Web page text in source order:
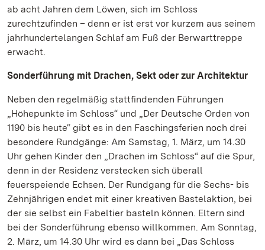
ab acht Jahren dem Löwen, sich im Schloss
zurechtzufinden – denn er ist erst vor kurzem aus seinem
jahrhundertelangen Schlaf am Fuß der Berwarttreppe
erwacht.
Sonderführung mit Drachen, Sekt oder zur Architektur
Neben den regelmäßig stattfindenden Führungen
„Höhepunkte im Schloss“ und „Der Deutsche Orden von
1190 bis heute“ gibt es in den Faschingsferien noch drei
besondere Rundgänge: Am Samstag, 1. März, um 14.30
Uhr gehen Kinder den „Drachen im Schloss“ auf die Spur,
denn in der Residenz verstecken sich überall
feuerspeiende Echsen. Der Rundgang für die Sechs- bis
Zehnjährigen endet mit einer kreativen Bastelaktion, bei
der sie selbst ein Fabeltier basteln können. Eltern sind
bei der Sonderführung ebenso willkommen. Am Sonntag,
2. März, um 14.30 Uhr wird es dann bei „Das Schloss